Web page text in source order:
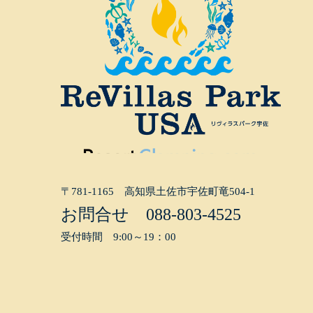
〒781-1165 高知県土佐市宇佐町竜504-1
お問合せ 088-803-4525
受付時間 9:00～19：00